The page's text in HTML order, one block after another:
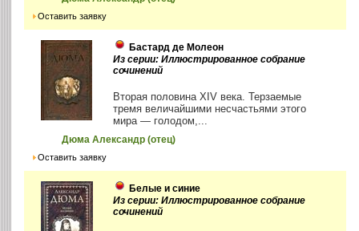
Оставить заявку
Бастард де Молеон
Из серии: Иллюстрированное собрание
сочинений
Вторая половина XIV века. Терзаемые
тремя величайшими несчастьями этого
мира — голодом,...
Дюма Александр (отец)
Оставить заявку
Белые и синие
Из серии: Иллюстрированное собрание
сочинений